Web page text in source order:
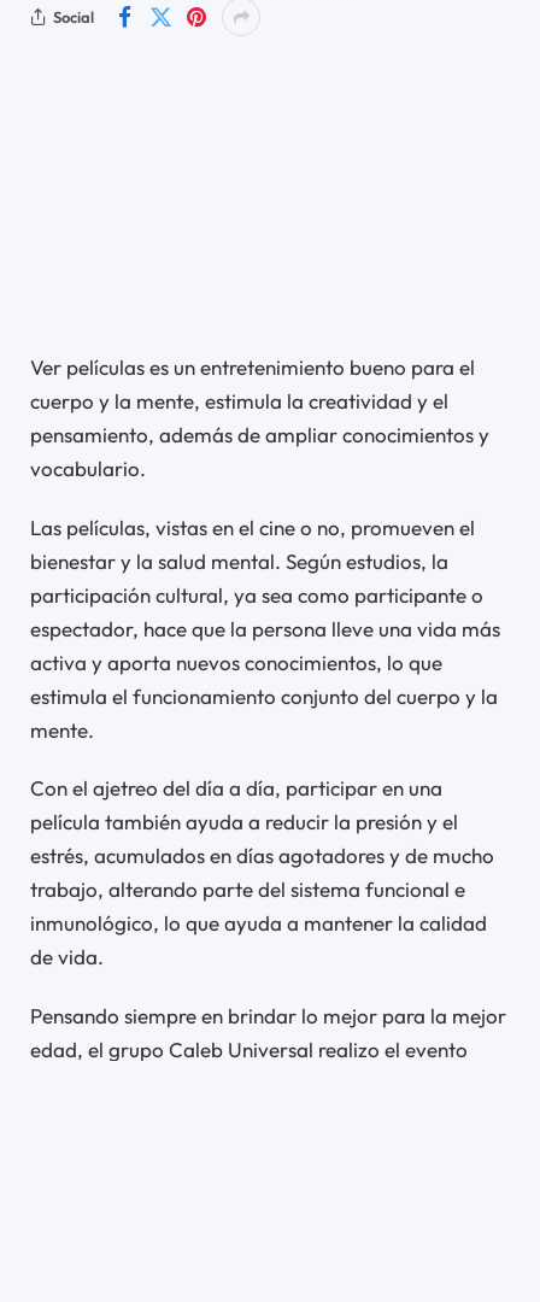
Social
Ver películas es un entretenimiento bueno para el
cuerpo y la mente, estimula la creatividad y el
pensamiento, además de ampliar conocimientos y
vocabulario.
Las películas, vistas en el cine o no, promueven el
bienestar y la salud mental. Según estudios, la
participación cultural, ya sea como participante o
espectador, hace que la persona lleve una vida más
activa y aporta nuevos conocimientos, lo que
estimula el funcionamiento conjunto del cuerpo y la
mente.
Con el ajetreo del día a día, participar en una
película también ayuda a reducir la presión y el
estrés, acumulados en días agotadores y de mucho
trabajo, alterando parte del sistema funcional e
inmunológico, lo que ayuda a mantener la calidad
de vida.
Pensando siempre en brindar lo mejor para la mejor
edad, el grupo Caleb Universal realizo el evento